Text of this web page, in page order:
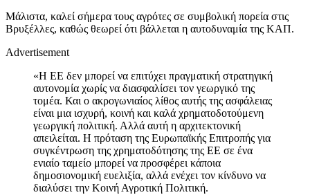
Μάλιστα, καλεί σήμερα τους αγρότες σε συμβολική πορεία στις
Βρυξέλλες, καθώς θεωρεί ότι βάλλεται η αυτοδυναμία της ΚΑΠ.
Advertisement
«Η ΕΕ δεν μπορεί να επιτύχει πραγματική στρατηγική
αυτονομία χωρίς να διασφαλίσει τον γεωργικό της
τομέα. Και ο ακρογωνιαίος λίθος αυτής της ασφάλειας
είναι μια ισχυρή, κοινή και καλά χρηματοδοτούμενη
γεωργική πολιτική. Αλλά αυτή η αρχιτεκτονική
απειλείται. Η πρόταση της Ευρωπαϊκής Επιτροπής για
συγκέντρωση της χρηματοδότησης της ΕΕ σε ένα
ενιαίο ταμείο μπορεί να προσφέρει κάποια
δημοσιονομική ευελιξία, αλλά ενέχει τον κίνδυνο να
διαλύσει την Κοινή Αγροτική Πολιτική.